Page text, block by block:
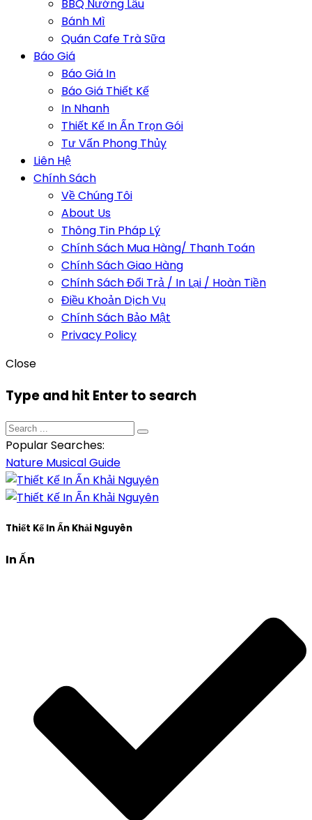
BBQ Nướng Lẩu
Bánh Mì
Quán Cafe Trà Sữa
Báo Giá
Báo Giá In
Báo Giá Thiết Kế
In Nhanh
Thiết Kế In Ấn Trọn Gói
Tư Vấn Phong Thủy
Liên Hệ
Chính Sách
Về Chúng Tôi
About Us
Thông Tin Pháp Lý
Chính Sách Mua Hàng/ Thanh Toán
Chính Sách Giao Hàng
Chính Sách Đổi Trả / In Lại / Hoàn Tiền
Điều Khoản Dịch Vụ
Chính Sách Bảo Mật
Privacy Policy
Close
Type and hit Enter to search
Popular Searches:
Nature MusicalGuide
Thiết Kế In Ấn Khải Nguyên
In Ấn